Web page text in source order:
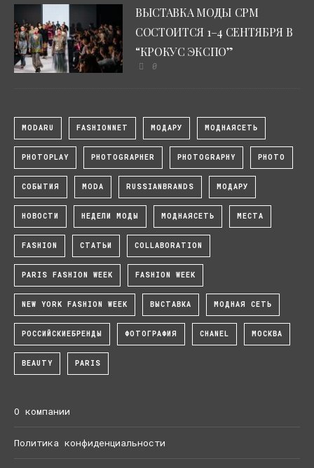
ВЫСТАВКА МОДЫ CPM
СОСТОИТСЯ 1–4 СЕНТЯБРЯ В
“КРОКУС ЭКСПО”
0
MODARU FASHIONNET МОДАРУ МОДНАЯСЕТЬ
PHOTOPLAY PHOTOGRAPHER PHOTOGRAPHY PHOTO
СОБЫТИЯ MODA RUSSIANBRANDS МОДАРУ
НОВОСТИ НЕДЕЛИ МОДЫ МОДНАЯСЕТЬ МЕСТА
FASHION СТАТЬИ COLLABORATION
PARIS FASHION WEEK FASHION WEEK
NEW YORK FASHION WEEK ВЫСТАВКА МОДНАЯ СЕТЬ
РОССИЙСКИЕБРЕНДЫ ФОТОГРАФИЯ CHANEL МОСКВА
BEAUTY PARIS
О компании
Политика конфиденциальности